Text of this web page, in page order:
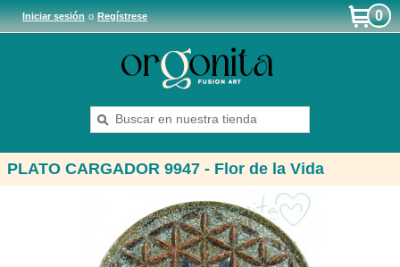
Iniciar sesiónoRegístrese 0
PLATO CARGADOR 9947 - Flor de la Vida